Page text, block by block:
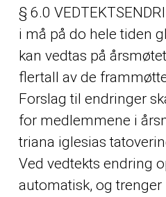
§ 6.0
i må på do hele tiden
kan vedtas på
flertall av de
Forslag til endringer
for medlemmene i
triana iglesias
Ved vedtekts endring
automatisk, og